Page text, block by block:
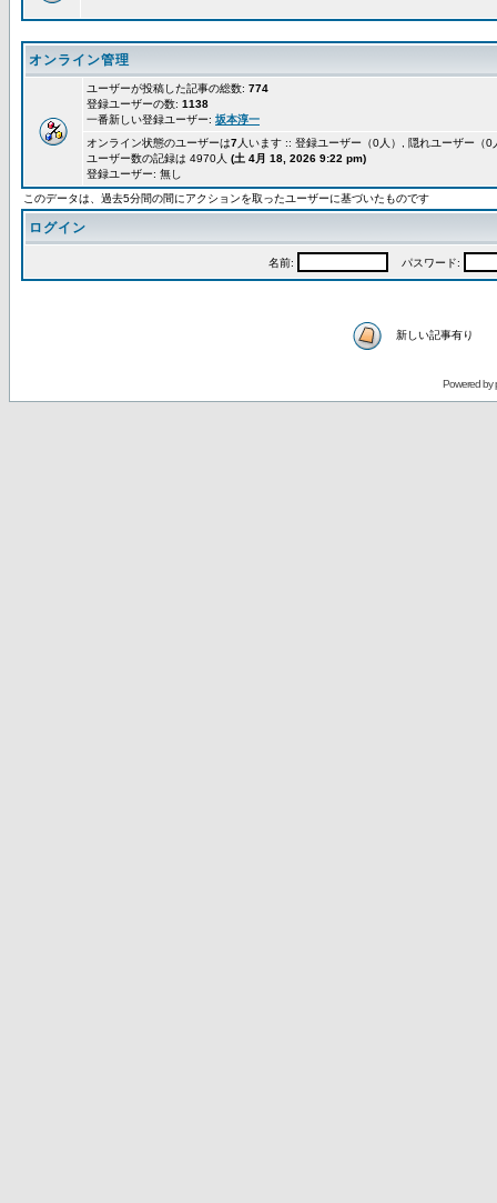
オンライン管理
ユーザーが投稿した記事の総数: 774
登録ユーザーの数: 1138
一番新しい登録ユーザー: 坂本淳一
オンライン状態のユーザーは7人います :: 登録ユーザー（0人）, 隠れユーザー
ユーザー数の記録は 4970人 (土 4月 18, 2026 9:22 pm)
登録ユーザー: 無し
このデータは、過去5分間の間にアクションを取ったユーザーに基づいたものです
ログイン
名前: パスワード:
新しい記事有り
Powered by